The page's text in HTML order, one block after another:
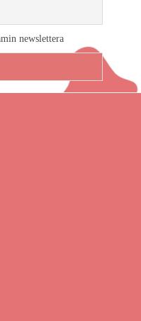
newslettera